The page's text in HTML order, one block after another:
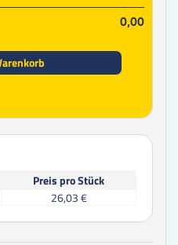
0,00
Preis pro Stück
26,03 €